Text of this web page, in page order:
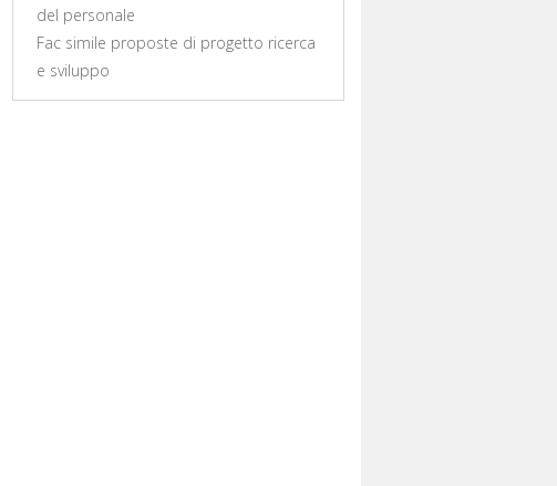
del personale
Fac simile proposte di progetto ricerca
e sviluppo